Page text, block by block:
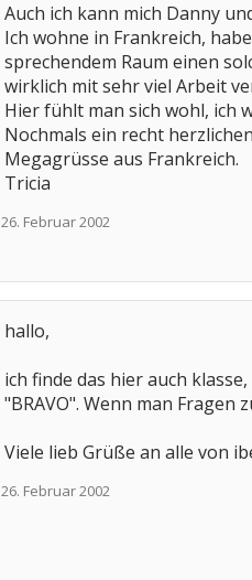
Auch ich kann mich Danny
Ich wohne in Frankreich,
sprechendem Raum einen
wirklich mit sehr viel Arbeit
Hier fühlt man sich wohl, ich
Nochmals ein recht
Megagrüsse aus Frankreich.
Tricia
26. Februar 2002
hallo,
ich finde das hier auch
"BRAVO". Wenn man
Viele lieb Grüße an alle von
26. Februar 2002